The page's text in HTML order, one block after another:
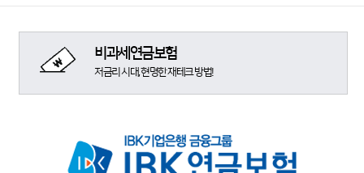
비과세연금보험
저금리 시대, 현명한 재테크 방법!